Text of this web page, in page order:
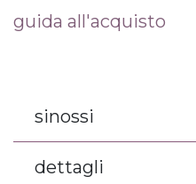
guida all'acquisto
sinossi
dettagli